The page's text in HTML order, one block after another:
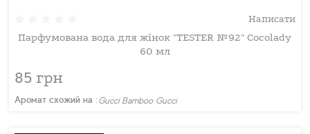
Написати
Парфумована вода для жінок "TESTER №92" Cocolady
60 мл
85 грн
Аромат схожий на : Gucci Bamboo Gucci